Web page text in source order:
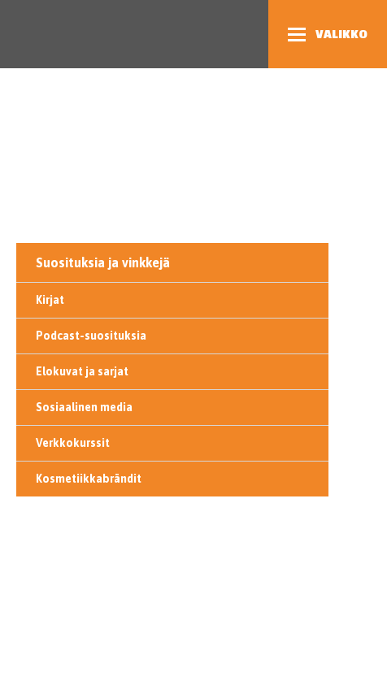
VALIKKO
Suosituksia ja vinkkejä
Kirjat
Podcast-suosituksia
Elokuvat ja sarjat
Sosiaalinen media
Verkkokurssit
Kosmetiikkabrändit